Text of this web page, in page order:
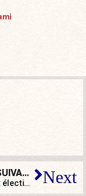
ARTICLE SUIVANT
Bellamy aux élections européennes : une autre forme du « en même temps » ? Next